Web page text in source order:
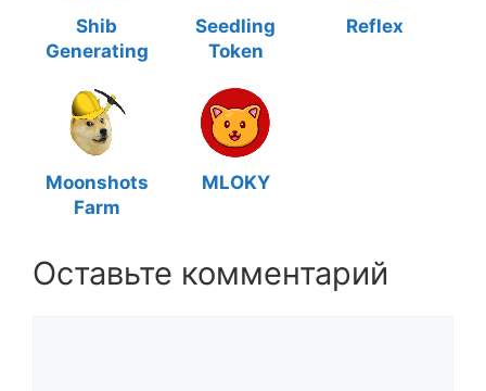
Shib
Generating
Seedling
Token
Reflex
Moonshots
Farm
MLOKY
Оставьте комментарий